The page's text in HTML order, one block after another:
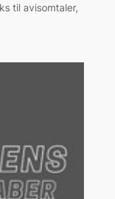
til avisomtaler,